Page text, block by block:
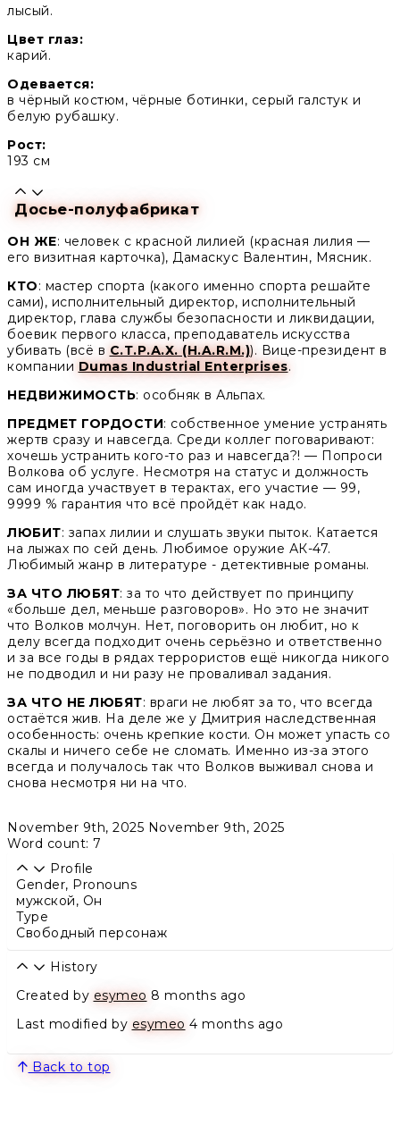
лысый.
Цвет глаз:
карий.
Одевается:
в чёрный костюм, чёрные ботинки, серый галстук и
белую рубашку.
Рост:
193 см
Досье-полуфабрикат
ОН ЖЕ: человек с красной лилией (красная лилия —
его визитная карточка), Дамаскус Валентин, Мясник.
КТО: мастер спорта (какого именно спорта решайте
сами), исполнительный директор, исполнительный
директор, глава службы безопасности и ликвидации,
боевик первого класса, преподаватель искусства
убивать (всё в С.Т.Р.А.Х. (H.A.R.M.)). Вице-президент в
компании Dumas Industrial Enterprises.
НЕДВИЖИМОСТЬ: особняк в Альпах.
ПРЕДМЕТ ГОРДОСТИ: собственное умение устранять
жертв сразу и навсегда. Среди коллег поговаривают:
хочешь устранить кого-то раз и навсегда?! — Попроси
Волкова об услуге. Несмотря на статус и должность
сам иногда участвует в терактах, его участие — 99,
9999 % гарантия что всё пройдёт как надо.
ЛЮБИТ: запах лилии и слушать звуки пыток. Катается
на лыжах по сей день. Любимое оружие АК-47.
Любимый жанр в литературе - детективные романы.
ЗА ЧТО ЛЮБЯТ: за то что действует по принципу
«больше дел, меньше разговоров». Но это не значит
что Волков молчун. Нет, поговорить он любит, но к
делу всегда подходит очень серьёзно и ответственно
и за все годы в рядах террористов ещё никогда никого
не подводил и ни разу не проваливал задания.
ЗА ЧТО НЕ ЛЮБЯТ: враги не любят за то, что всегда
остаётся жив. На деле же у Дмитрия наследственная
особенность: очень крепкие кости. Он может упасть со
скалы и ничего себе не сломать. Именно из-за этого
всегда и получалось так что Волков выживал снова и
снова несмотря ни на что.
November 9th, 2025 November 9th, 2025
Word count: 7
Profile
Gender, Pronouns
мужской, Он
Type
Свободный персонаж
History
Created by esymeo 8 months ago
Last modified by esymeo 4 months ago
Back to top